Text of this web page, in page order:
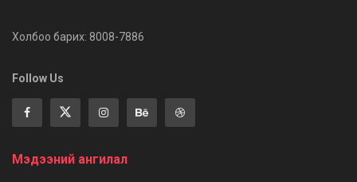
Холбоо барих: 8008-7886
Follow Us
Мэдээний ангилал